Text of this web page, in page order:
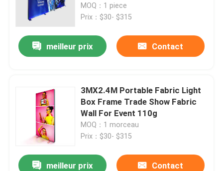
300x240cm SEG
MOQ：1 piece
Prix：$30- $315
meilleur prix Contact
3MX2.4M Portable Fabric Light
Box Frame Trade Show Fabric
Wall For Event 110g
MOQ：1 morceau
Prix：$30- $315
meilleur prix Contact